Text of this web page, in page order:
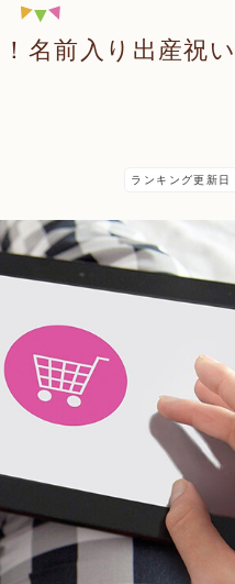
名前入り出産祝い
ランキング更新日